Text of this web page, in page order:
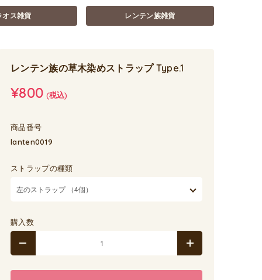
オス雑貨 レンテン族雑貨
レンテン族の草木染めストラップ Type.1
¥800 (税込)
商品番号
lanten0019
ストラップの種類
購入数